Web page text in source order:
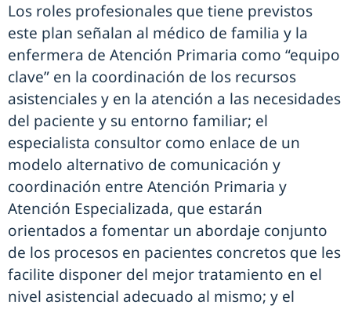
Los roles profesionales que tiene previstos
este plan señalan al médico de familia y la
enfermera de Atención Primaria como “equipo
clave” en la coordinación de los recursos
asistenciales y en la atención a las necesidades
del paciente y su entorno familiar; el
especialista consultor como enlace de un
modelo alternativo de comunicación y
coordinación entre Atención Primaria y
Atención Especializada, que estarán
orientados a fomentar un abordaje conjunto
de los procesos en pacientes concretos que les
facilite disponer del mejor tratamiento en el
nivel asistencial adecuado al mismo; y el